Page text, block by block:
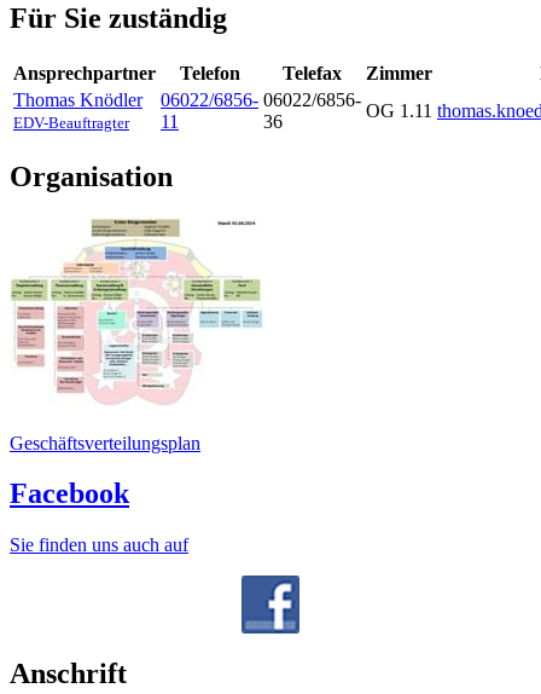
Für Sie zuständig
Ansprechpartner Telefon Telefax Zimmer
Thomas Knödler
EDV-Beauftragter
06022/6856-
11
06022/6856-
36
OG 1.11
Organisation
Geschäftsverteilungsplan
Facebook
Sie finden uns auch auf
Anschrift